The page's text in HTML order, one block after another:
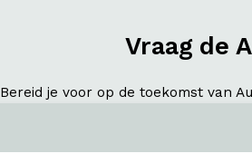
Vraag de
Bereid je voor op de toekomst van